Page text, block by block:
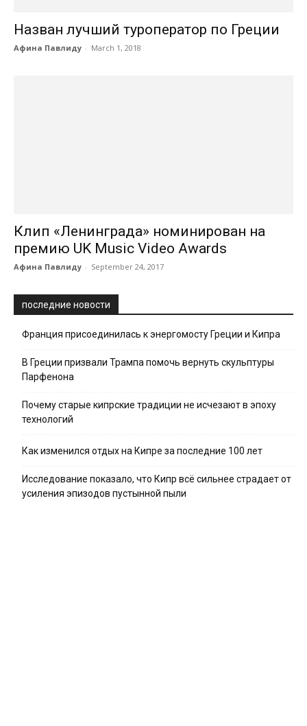
Назван лучший туроператор по Греции
Афина Павлиду - March 1, 2018
Клип «Ленинграда» номинирован на
премию UK Music Video Awards‍
Афина Павлиду - September 24, 2017
последние новости
Франция присоединилась к энергомосту Греции и Кипра
В Греции призвали Трампа помочь вернуть скульптуры
Парфенона
Почему старые кипрские традиции не исчезают в эпоху
технологий
Как изменился отдых на Кипре за последние 100 лет
Исследование показало, что Кипр всё сильнее страдает от
усиления эпизодов пустынной пыли